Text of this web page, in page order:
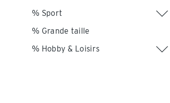
% Sport
% Grande taille
% Hobby & Loisirs